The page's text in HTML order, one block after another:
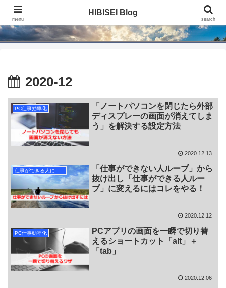
HIBISEI Blog
2020-12
PC仕事効率化
「ノートパソコンを閉じたら外部
ディスプレーの画面が消えてしま
う」を解決する設定方法
2020.12.13
仕事ができる人になる
「仕事ができない人ループ」から
抜け出し「仕事ができる人ルー
プ」に変えるにはコレをやる！
2020.12.12
PC仕事効率化
PCアプリの画面を一瞬で切り替
えるショートカット「alt」＋
「tab」
2020.12.06
menu
HIBISEI Blog
search